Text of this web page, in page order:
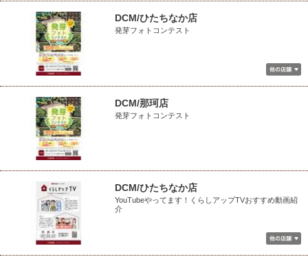
DCM/ひたちなか店
発芽フォトコンテスト
DCM/那珂店
発芽フォトコンテスト
DCM/ひたちなか店
YouTubeやってます！くらしアップTVおすすめ動画紹
介